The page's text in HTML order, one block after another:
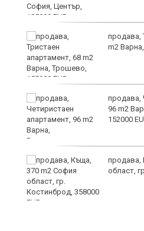
продава,
m2
продава,
96 m2
152000
продава,
област,